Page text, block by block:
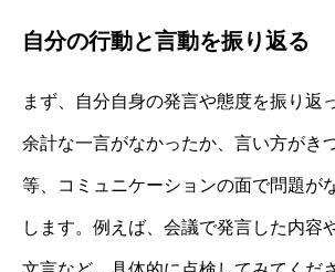
自分の行動と言動を振り返る
まず、自分自身の発言や態度を振り返
余計な一言がなかったか、言い方がき
等、コミュニケーションの面で問題が
します。例えば、会議で発言した内容